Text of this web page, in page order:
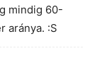
mindig 60-
aránya. :S